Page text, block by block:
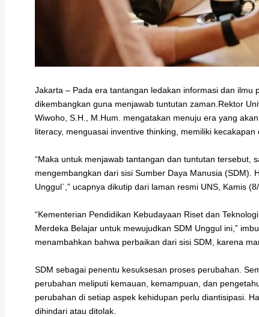
Jakarta – Pada era tantangan ledakan informasi dan ilmu
dikembangkan guna menjawab tuntutan zaman.Rektor
Wiwoho, S.H., M.Hum. mengatakan menuju era yang
literacy, menguasai inventive thinking, memiliki
“Maka untuk menjawab tantangan dan tuntutan tersebut,
mengembangkan dari sisi Sumber Daya Manusia (SDM).
Unggul`,” ucapnya dikutip dari laman resmi UNS, Kamis
“Kementerian Pendidikan Kebudayaan Riset dan
Merdeka Belajar untuk mewujudkan SDM Unggul ini,”
menambahkan bahwa perbaikan dari sisi SDM, karena
SDM sebagai penentu kesuksesan proses perubahan.
perubahan meliputi kemauan, kemampuan, dan
perubahan di setiap aspek kehidupan perlu diantisipasi.
dihindari atau ditolak.